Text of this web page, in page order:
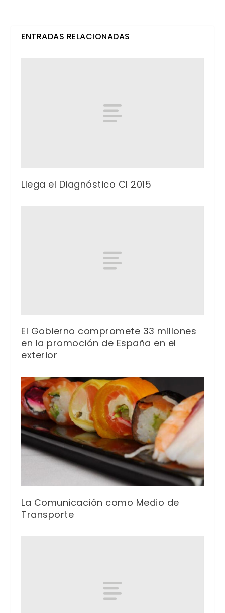
ENTRADAS RELACIONADAS
Llega el Diagnóstico CI 2015
El Gobierno compromete 33 millones
en la promoción de España en el
exterior
La Comunicación como Medio de
Transporte